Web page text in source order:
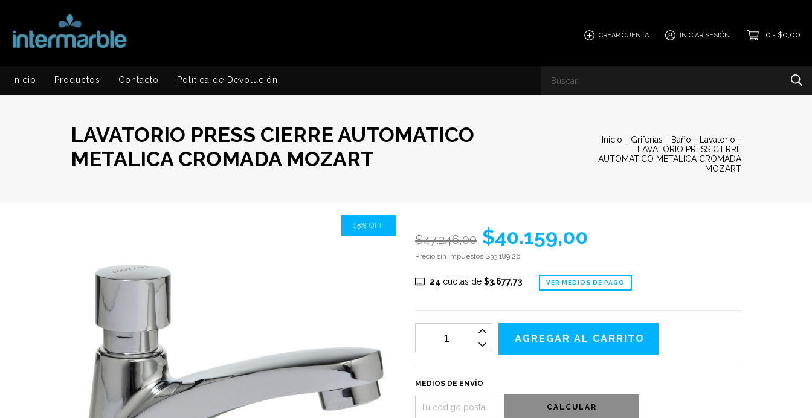
CREAR CUENTA INICIAR SESIÓN 0 - $0,00
Inicio Productos Contacto Política de Devolución
LAVATORIO PRESS CIERRE AUTOMATICO
METALICA CROMADA MOZART
Inicio - Griferías - Baño - Lavatorio -
LAVATORIO PRESS CIERRE
AUTOMATICO METALICA CROMADA
MOZART
15% OFF
$47.246,00 $40.159,00
Precio sin impuestos $33.189,26
24 cuotas de $3.677,73 VER MEDIOS DE PAGO
MEDIOS DE ENVÍO
CALCULAR